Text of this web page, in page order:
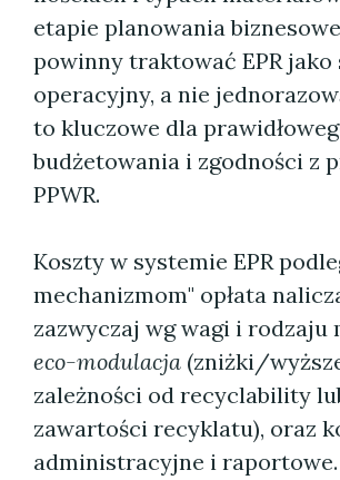
etapie planowania
powinny traktować EPR jako
operacyjny, a nie
to kluczowe dla
budżetowania i zgodności z
PPWR.
Koszty w systemie EPR
mechanizmom" opłata
zazwyczaj wg wagi i rodzaju
eco-modulacja (zniżki/
zależności od recyclability
zawartości recyklatu), oraz
administracyjne i